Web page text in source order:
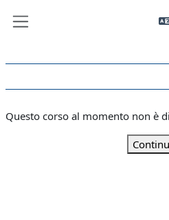
Questo corso al momento non è